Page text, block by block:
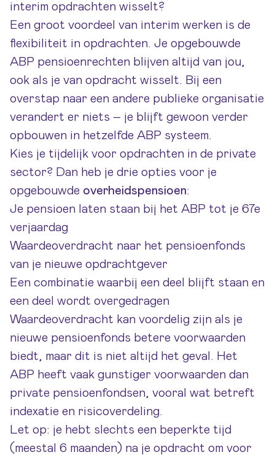
interim opdrachten wisselt?
Een groot voordeel van interim werken is de
flexibiliteit in opdrachten. Je opgebouwde
ABP pensioenrechten blijven altijd van jou,
ook als je van opdracht wisselt. Bij een
overstap naar een andere publieke organisatie
verandert er niets – je blijft gewoon verder
opbouwen in hetzelfde ABP systeem.
Kies je tijdelijk voor opdrachten in de private
sector? Dan heb je drie opties voor je
opgebouwde overheidspensioen:
Je pensioen laten staan bij het ABP tot je 67e
verjaardag
Waardeoverdracht naar het pensioenfonds
van je nieuwe opdrachtgever
Een combinatie waarbij een deel blijft staan en
een deel wordt overgedragen
Waardeoverdracht kan voordelig zijn als je
nieuwe pensioenfonds betere voorwaarden
biedt, maar dit is niet altijd het geval. Het
ABP heeft vaak gunstiger voorwaarden dan
private pensioenfondsen, vooral wat betreft
indexatie en risicoverdeling.
Let op: je hebt slechts een beperkte tijd
(meestal 6 maanden) na je opdracht om voor